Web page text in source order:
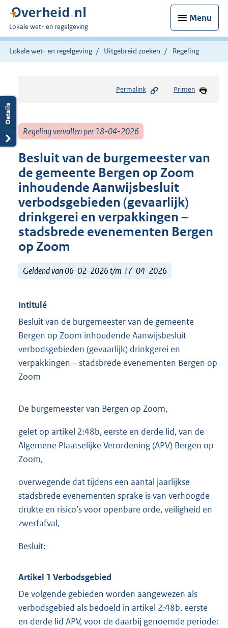
Menu
U
bent
hier:
Lokale wet- en regelgeving
Lokale wet- en regelgeving Uitgebreid zoeken Regeling
Permalink Printen
Regeling vervallen per 18-04-2026
Besluit van de burgemeester van
de gemeente Bergen op Zoom
inhoudende Aanwijsbesluit
verbodsgebieden (gevaarlijk)
drinkgerei en verpakkingen –
stadsbrede evenementen Bergen
op Zoom
Geldend van 06-02-2026 t/m 17-04-2026
Intitulé
Besluit van de burgemeester van de gemeente
Bergen op Zoom inhoudende Aanwijsbesluit
verbodsgebieden (gevaarlijk) drinkgerei en
verpakkingen – stadsbrede evenementen Bergen op
Zoom
De burgemeester van Bergen op Zoom,
gelet op artikel 2:48b, eerste en derde lid, van de
Algemene Plaatselijke Verordening (APV) Bergen op
Zoom,
overwegende dat tijdens een aantal jaarlijkse
stadsbrede evenementen sprake is van verhoogde
drukte en risico’s voor openbare orde, veiligheid en
zwerfafval,
Besluit:
Artikel 1 Verbodsgebied
De volgende gebieden worden aangewezen als
verbodsgebied als bedoeld in artikel 2:48b, eerste
en derde lid APV, voor de daarbij genoemde periode: